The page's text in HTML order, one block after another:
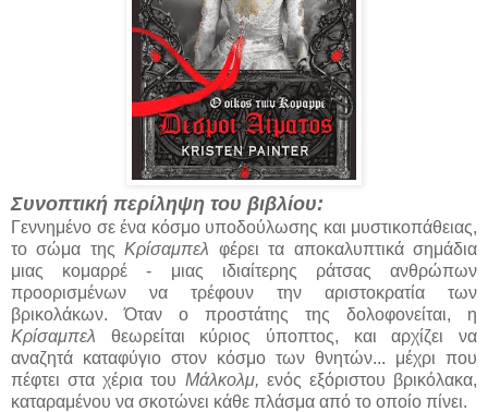
Συνοπτική περίληψη του βιβλίου:
Γεννημένο σε ένα κόσμο υποδούλωσης και μυστικοπάθειας,
το σώμα τηςΚρίσαμπελ φέρει τα αποκαλυπτικά σημάδια
μιας κομαρρέ - μιας ιδιαίτερης ράτσας ανθρώπων
προορισμένων να τρέφουν την αριστοκρατία των
βρικολάκων. Όταν ο προστάτης της δολοφονείται, η
Κρίσαμπελ θεωρείται κύριος ύποπτος, και αρχίζει να
αναζητά καταφύγιο στον κόσμο των θνητών... μέχρι που
πέφτει στα χέρια του Μάλκολμ, ενός εξόριστου βρικόλακα,
καταραμένου να σκοτώνει κάθε πλάσμα από το οποίο πίνει.